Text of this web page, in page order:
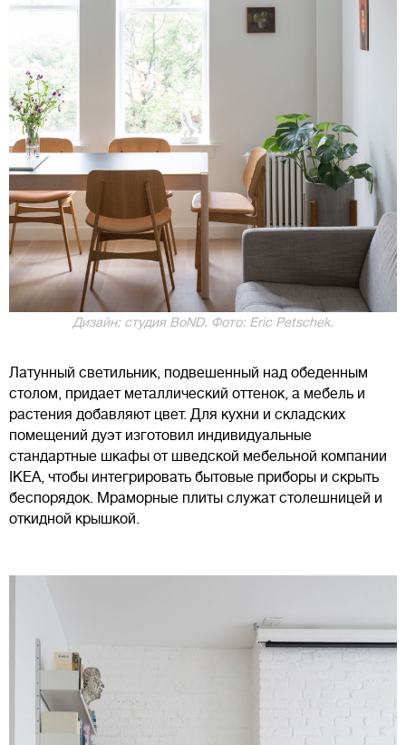
Дизайн: студия BoND. Фото: Eric Petschek.
Латунный светильник, подвешенный над обеденным
столом, придает металлический оттенок, а мебель и
растения добавляют цвет. Для кухни и складских
помещений дуэт изготовил индивидуальные
стандартные шкафы от шведской мебельной компании
IKEA, чтобы интегрировать бытовые приборы и скрыть
беспорядок. Мраморные плиты служат столешницей и
откидной крышкой.